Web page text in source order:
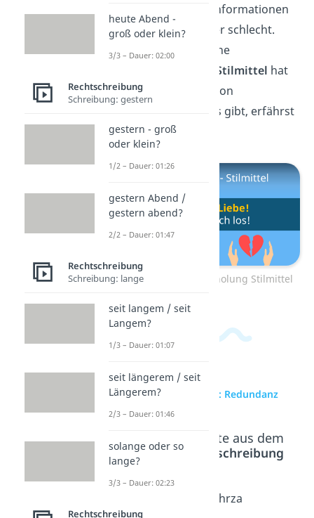
Wiederholen von Informationen
ist aber nicht immer schlecht.
Welche Wirkung eine
Wiederholung als Stilmittel hat
und welche Arten von
Wiederholungen es gibt, erfährst
duhier.
Zum Video: Wiederholung Stilmittel
zur Videoseite: Redundanz
Beliebte Inhalte aus dem
BereichRechtschreibung
Mehrza
heute Abend -
groß oder klein?
3/3 – Dauer: 02:00
Rechtschreibung
Schreibung: gestern
gestern - groß
oder klein?
1/2 – Dauer: 01:26
gestern Abend /
gestern abend?
2/2 – Dauer: 01:47
Rechtschreibung
Schreibung: lange
seit langem / seit
Langem?
1/3 – Dauer: 01:07
seit längerem / seit
Längerem?
2/3 – Dauer: 01:46
solange oder so
lange?
3/3 – Dauer: 02:23
Rechtschreibung